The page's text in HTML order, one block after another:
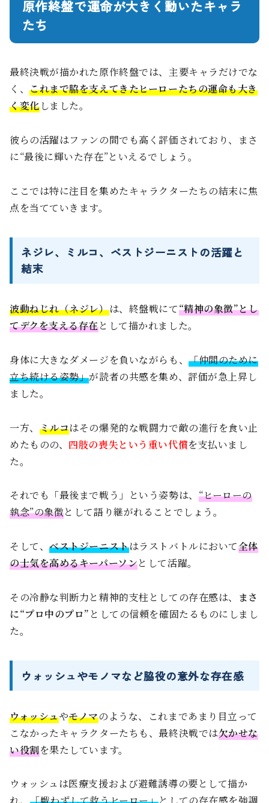
原作終盤で運命が大きく動いたキャラ
たち
最終決戦が描かれた原作終盤では、主要キャラだけでな
く、これまで脇を支えてきたヒーローたちの運命も大き
く変化しました。
彼らの活躍はファンの間でも高く評価されており、まさ
に“最後に輝いた存在”といえるでしょう。
ここでは特に注目を集めたキャラクターたちの結末に焦
点を当てていきます。
ネジレ、ミルコ、ベストジーニストの活躍と
結末
波動ねじれ（ネジレ）は、終盤戦にて“精神の象徴”とし
てデクを支える存在として描かれました。
身体に大きなダメージを負いながらも、「仲間のために
立ち続ける姿勢」が読者の共感を集め、評価が急上昇し
ました。
一方、 ミルコはその爆発的な戦闘力で敵の進行を食い止
めたものの、 四肢の喪失という重い代償を支払いまし
た。
それでも「最後まで戦う」という姿勢は、 “ヒーローの
執念”の象徴として語り継がれることでしょう。
そして、ベストジーニストはラストバトルにおいて全体
の士気を高めるキーパーソンとして活躍。
その冷静な判断力と精神的支柱としての存在感は、 まさ
に“プロ中のプロ” としての信頼を確固たるものにしまし
た。
ウォッシュやモノマなど脇役の意外な存在感
ウォッシュやモノマのような、これまであまり目立って
こなかったキャラクターたちも、最終決戦では欠かせな
い役割を果たしています。
ウォッシュは医療支援および避難誘導の要として描か